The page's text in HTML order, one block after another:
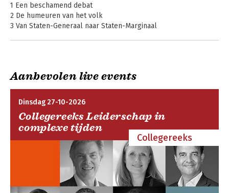
Geduldig papier De Gemeenteraad
1 Een beschamend debat
2 De humeuren van het volk
3 Van Staten-Generaal naar Staten-Marginaal
Aanbevolen live events
Dinsdag 27-10-2026
Collegereeks Leiderschap in
complexe tijden
Collegereeks